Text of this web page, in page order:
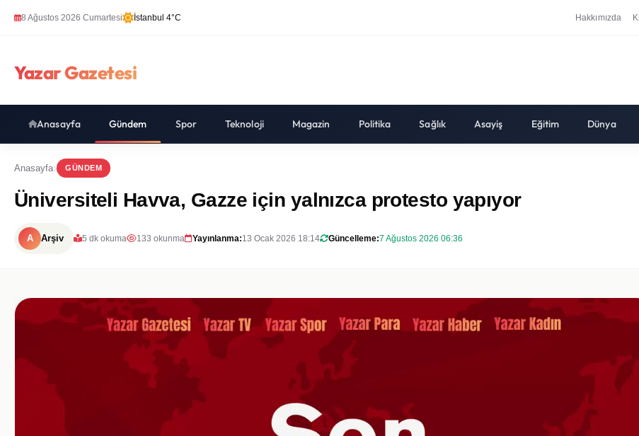
8 Ağustos 2026 Cumartesi İstanbul 4°C Hakkımızda
Yazar Gazetesi
Anasayfa Gündem Spor Teknoloji Magazin Politika Sağlık Asayiş Eğitim Dünya
Anasayfa GÜNDEM
Üniversiteli Havva, Gazze için yalnızca protesto yapıyor
A Arşiv 5 dk okuma 133 okunma Yayınlanma:13 Ocak 2026 18:14 Güncelleme:7 Ağustos 2026 06:36